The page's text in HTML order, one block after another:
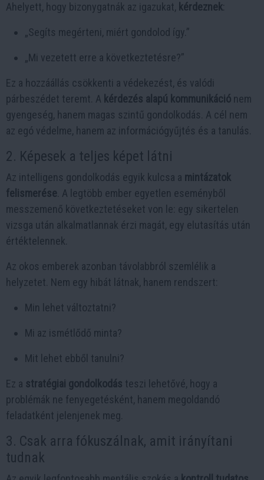
Ahelyett, hogy bizonygatnák az igazukat, kérdeznek
„Segíts megérteni, miért gondolod így.”
„Mi vezetett erre a következtetésre?”
Ez a hozzáállás csökkenti a védekezést, és valódi
párbeszédet teremt. A kérdezés alapú kommunikáció nem
gyengeség, hanem magas szintű gondolkodás. A cél nem
az egó védelme, hanem az információgyűjtés és a tanulás.
2. Képesek a teljes képet látni
Az intelligens gondolkodás egyik kulcsa a mintázatok
felismerése . A legtöbb ember egyetlen eseményből
messzemenő következtetéseket von le: egy sikertelen
vizsga után alkalmatlannak érzi magát, egy elutasítás után
értéktelennek.
Az okos emberek azonban távolabbról szemlélik a
helyzetet. Nem egy hibát látnak, hanem rendszert:
Min lehet változtatni?
Mi az ismétlődő minta?
Mit lehet ebből tanulni?
Ez a stratégiai gondolkodás teszi lehetővé, hogy a
problémák ne fenyegetésként, hanem megoldandó
feladatként jelenjenek meg.
3. Csak arra fókuszálnak, amit irányítani
tudnak